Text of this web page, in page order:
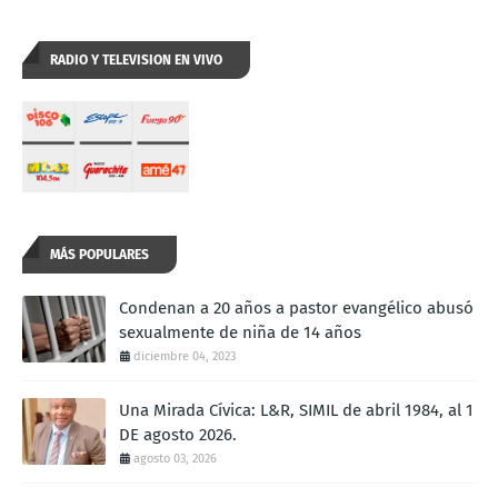
RADIO Y TELEVISION EN VIVO
MÁS POPULARES
Condenan a 20 años a pastor evangélico abusó
sexualmente de niña de 14 años
diciembre 04, 2023
Una Mirada Cívica: L&R, SIMIL de abril 1984, al 1
DE agosto 2026.
agosto 03, 2026